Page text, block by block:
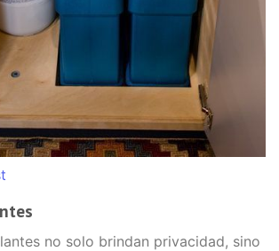
no solo brindan privacidad, sino